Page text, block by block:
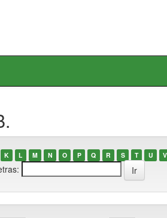
K L M N O P Q R S T U V